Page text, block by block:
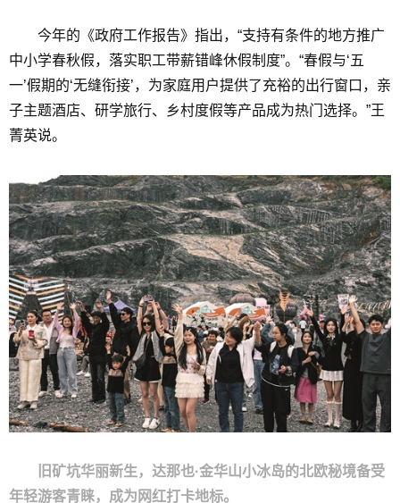
今年的《政府工作报告》指出，“‌支持有条件的地方推广
中小学春秋假，落实职工带薪错峰休假制度”。“春假与‘五
一’假期的‘无缝衔接’，为家庭用户提供了充裕的出行窗口，亲
子主题酒店、研学旅行、乡村度假等产品成为热门选择。”王
菁英说。
旧矿坑华丽新生，达那也·金华山小冰岛的北欧秘境备受
年轻游客青睐，成为网红打卡地标。‌